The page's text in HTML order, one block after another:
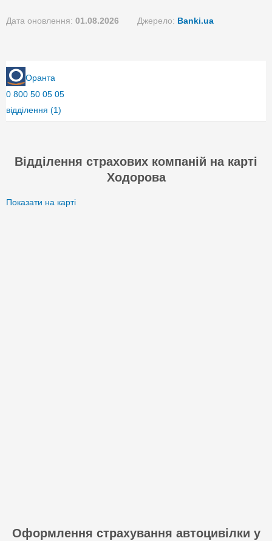
Дата оновлення: 01.08.2026 Джерело: Banki.ua
Оранта
0 800 50 05 05
відділення (1)
Відділення страхових компаній на карті
Ходорова
Показати на карті
Оформлення страхування автоцивілки у